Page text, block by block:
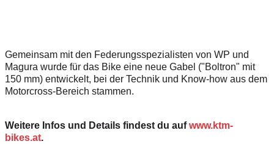
Gemeinsam mit den Federungsspezialisten von WP und
Magura wurde für das Bike eine neue Gabel ("Boltron" mit
150 mm) entwickelt, bei der Technik und Know-how aus dem
Motorcross-Bereich stammen.
Weitere Infos und Details findest du aufwww.ktm-
bikes.at.